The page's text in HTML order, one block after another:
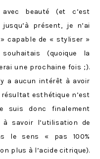
beauté (et c’est
présent, je n’ai
capable de « styliser »
(quoique la
une prochaine fois ;).
a aucun intérêt à avoir
esthétique n’est
suis donc finalement
savoir l’utilisation de
le sens « pas 100%
plus à l’acide citrique).